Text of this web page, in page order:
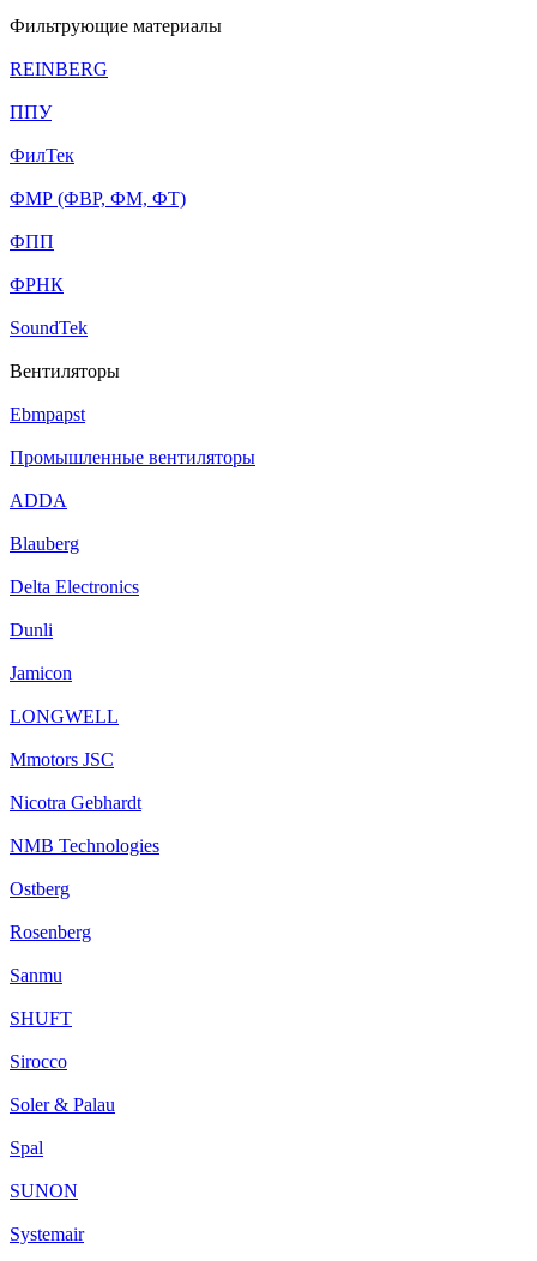
Фильтрующие материалы
REINBERG
ППУ
ФилТек
ФМР (ФВР, ФМ, ФТ)
ФПП
ФРНК
SoundTek
Вентиляторы
Ebmpapst
Промышленные вентиляторы
ADDA
Blauberg
Delta Electronics
Dunli
Jamicon
LONGWELL
Mmotors JSC
Nicotra Gebhardt
NMB Technologies
Ostberg
Rosenberg
Sanmu
SHUFT
Sirocco
Soler & Palau
Spal
SUNON
Systemair